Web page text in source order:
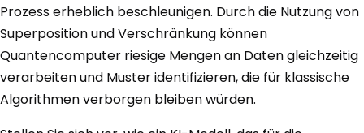
Prozess erheblich beschleunigen. Durch die Nutzung von
Superposition und Verschränkung können
Quantencomputer riesige Mengen an Daten gleichzeitig
verarbeiten und Muster identifizieren, die für klassische
Algorithmen verborgen bleiben würden.